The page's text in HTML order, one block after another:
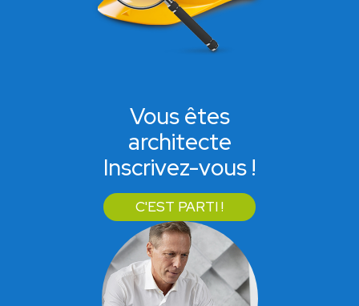
Vous êtes
architecte
Inscrivez-vous !
C'EST PARTI !